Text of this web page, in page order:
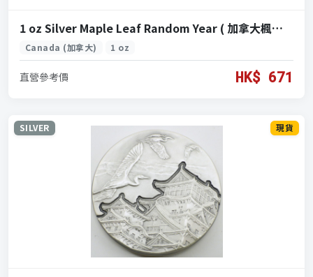
1 oz Silver Maple Leaf Random Year ( 加拿大楓葉銀幣 1盎司隨機年份)
Canada (加拿大) 1 oz
直營參考價 HK$ 671
SILVER 現貨